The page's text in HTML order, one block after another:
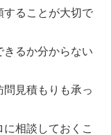
することが大切で
きるか分からない
見積もりも承っ
相談しておくこ